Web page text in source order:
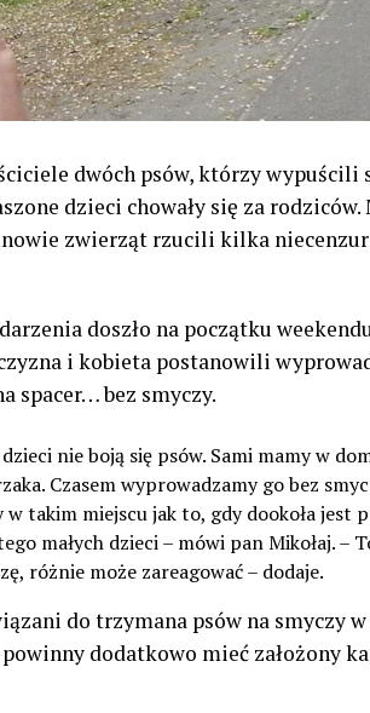
dwóch psów, którzy wypuścili
dzieci chowały się za rodziców.
zwierząt rzucili kilka
doszło na początku
i kobieta postanowili
spacer… bez smyczy.
nie boją się psów. Sami mamy w
Czasem wyprowadzamy go bez
w takim miejscu jak to, gdy dookoła jest
małych dzieci – mówi pan Mikołaj. –
różnie może zareagować – dodaje.
do trzymana psów na smyczy w
dodatkowo mieć założony